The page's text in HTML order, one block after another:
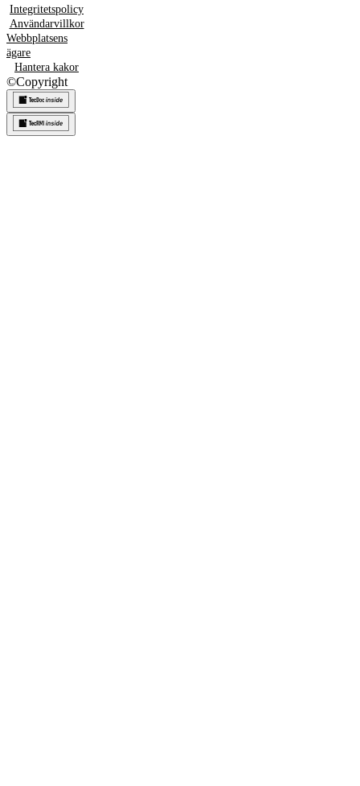
Integritetspolicy
Användarvillkor
Webbplatsens
ägare
Hantera kakor
©Copyright